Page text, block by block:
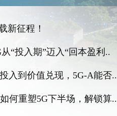
新征程！
“投入期”迈入“回本盈利..
入到价值兑现，5G-A能否..
何重塑5G下半场，解锁算..